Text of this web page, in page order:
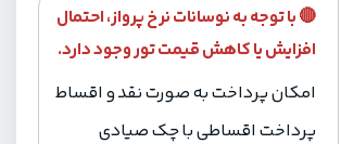
🔴 با توجه به نوسانات نرخ پرواز، احتمال
افزایش یا کاهش قیمت تور وجود دارد.
امکان پرداخت به صورت نقد و اقساط
پرداخت‌ اقساطی با چک صیادی